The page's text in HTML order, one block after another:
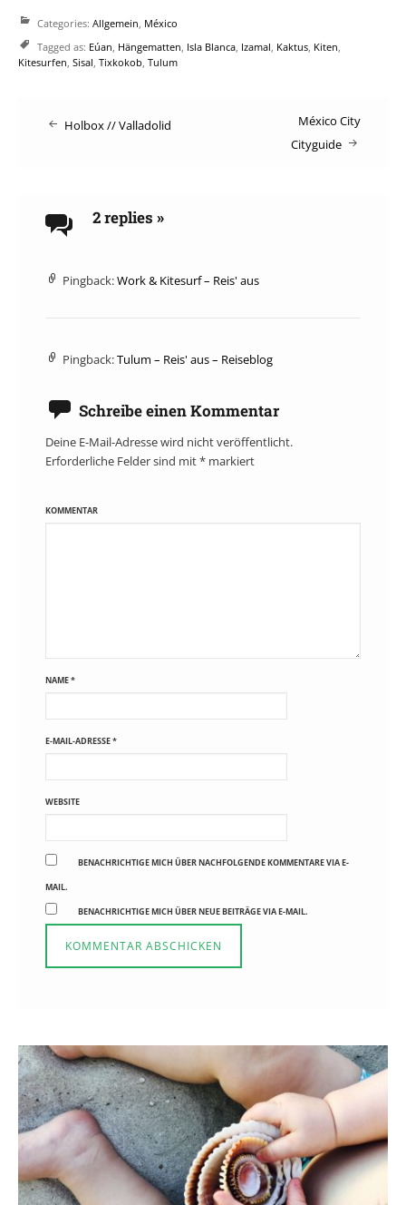
Categories: Allgemein, México
Tagged as: Eúan, Hängematten, Isla Blanca, Izamal, Kaktus, Kiten,
Kitesurfen, Sisal, Tixkokob, Tulum
Post
Holbox // Valladolid
México City
Cityguide
2 replies »
Pingback:Work & Kitesurf – Reis' aus
Pingback:Tulum – Reis' aus – Reiseblog
Schreibe einen Kommentar
Deine E-Mail-Adresse wird nicht veröffentlicht.
Erforderliche Felder sind mit* markiert
KOMMENTAR
NAME*
E-MAIL-ADRESSE*
WEBSITE
BENACHRICHTIGE MICH ÜBER NACHFOLGENDE KOMMENTARE VIA E-
MAIL.
BENACHRICHTIGE MICH ÜBER NEUE BEITRÄGE VIA E-MAIL.
Reisen in der Elternzeit
16. SEPTEMBER 2019